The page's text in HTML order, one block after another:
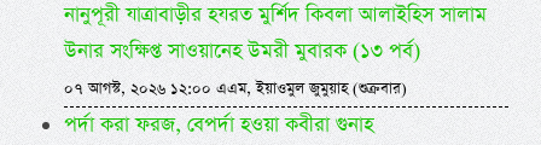
নানুপূরী যাত্রাবাড়ীর হযরত মুর্শিদ কিবলা আলাইহিস সালাম
উনার সংক্ষিপ্ত সাওয়ানেহ উমরী মুবারক (১৩ পর্ব)
০৭ আগস্ট, ২০২৬ ১২:০০ এএম, ইয়াওমুল জুমুয়াহ (শুক্রবার)
পর্দা করা ফরজ, বেপর্দা হওয়া কবীরা গুনাহ